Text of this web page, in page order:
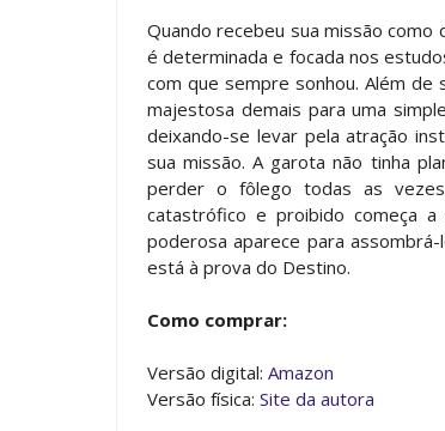
Quando recebeu sua missão
é determinada e focada nos
com que sempre sonhou. Além
majestosa demais para uma
deixando-se levar pela atração
sua missão. A garota não tinha
perder o fôlego todas as
catastrófico e proibido começa
poderosa aparece para
está à prova do Destino.
Como comprar:
Versão digital: Amazon
Versão física: Site da autora